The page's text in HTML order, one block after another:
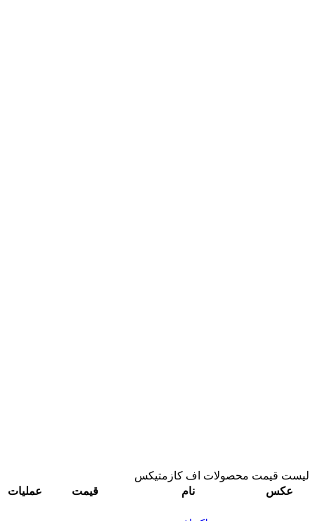
لیست قیمت محصولات اف کازمتیکس
عکس
نام قیمت عملیات